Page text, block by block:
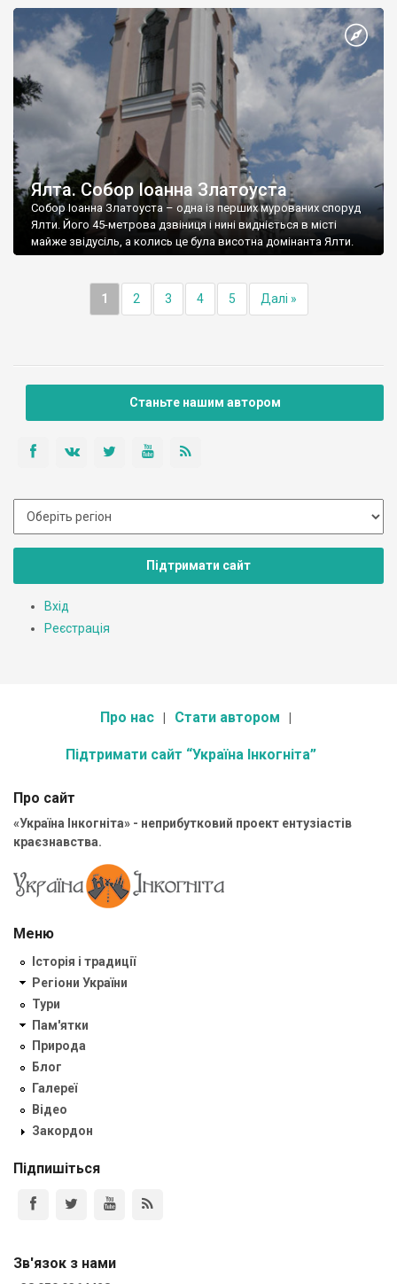
Ялта. Собор Іоанна Златоуста
Собор Іоанна Златоуста – одна із перших мурованих споруд
Ялти. Його 45-метрова дзвіниця і нині видніється в місті
майже звідусіль, а колись це була висотна домінанта Ялти.
1 2 3 4 5 Далі »
Станьте нашим автором
Підтримати сайт
Вхід
Реєстрація
Про нас Стати автором
Підтримати сайт “Україна Інкогніта”
Про сайт
«Україна Інкогніта» - неприбутковий проект ентузіастів
краєзнавства.
Меню
Історія і традиції
Регіони України
Тури
Пам'ятки
Природа
Блог
Галереї
Відео
Закордон
Підпишіться
Зв'язок з нами